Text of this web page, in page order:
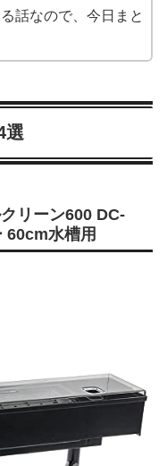
話なので、今日まと
選
リーン600 DC-
60cm水槽用